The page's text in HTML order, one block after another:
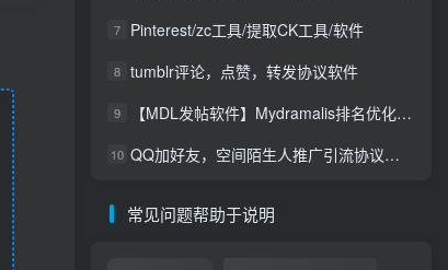
7 Pinterest/zc工具/提取CK工具/软件
8 tumblr评论，点赞，转发协议软件
9 【MDL发帖软件】Mydramalis排名优化自动发帖，谷歌排名优化
10 QQ加好友，空间陌生人推广引流协议软件，评论，点赞，留言，发布说说，陌生人访问留痕软件
常见问题帮助于说明